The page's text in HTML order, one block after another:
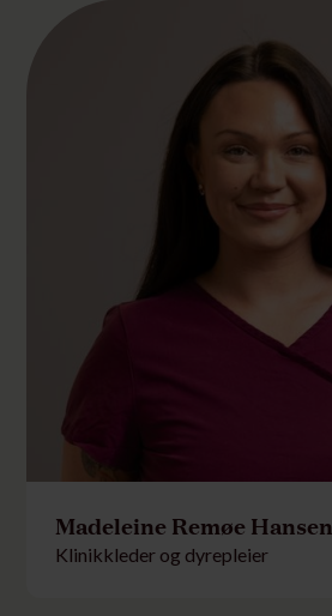
Madeleine Remøe Hansen
Klinikkleder og dyrepleier